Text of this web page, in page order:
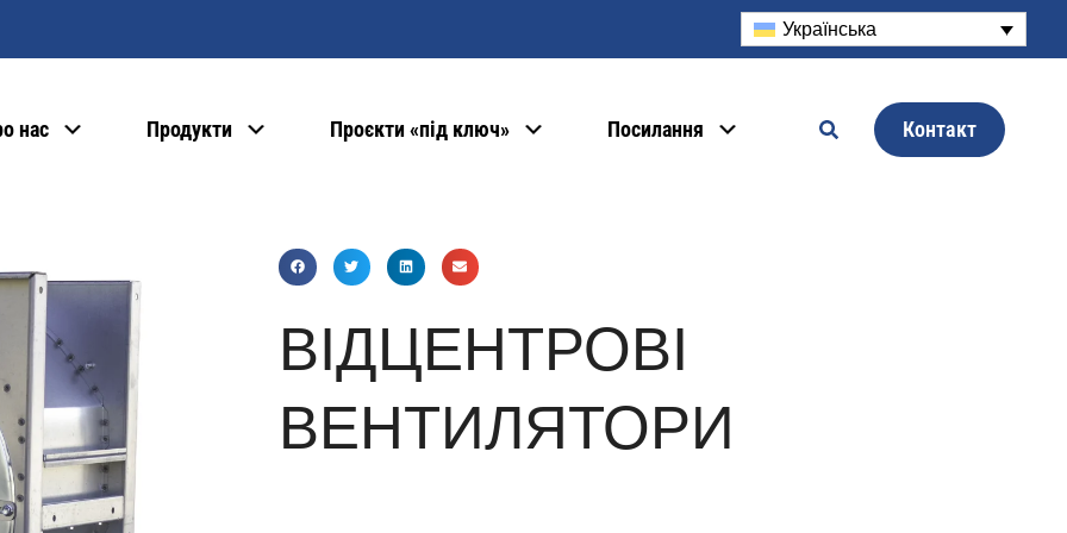
Українська
нас Продукти Проєкти «під ключ» Посилання Контакт
ВІДЦЕНТРОВІ
ВЕНТИЛЯТОРИ